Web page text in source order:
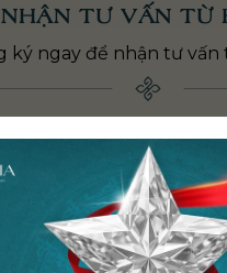
NHẬN TƯ VẤN TỪ
ký ngay để nhận tư vấn